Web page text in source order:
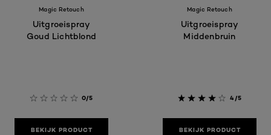
Magic Retouch
Uitgroeispray
Goud Lichtblond
0/5
BEKIJK PRODUCT
Magic Retouch
Uitgroeispray
Middenbruin
4/5
BEKIJK PRODUCT